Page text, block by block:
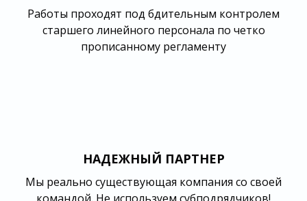
Работы проходят под бдительным контролем
старшего линейного персонала по четко
прописанному регламенту
НАДЕЖНЫЙ ПАРТНЕР
Мы реально существующая компания со своей